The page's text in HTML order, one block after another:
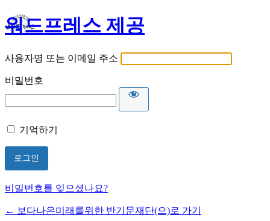
워드프레스 제공
사용자명 또는 이메일 주소
비밀번호
기억하기
비밀번호를 잊으셨나요?
← 보다나은미래를위한 반기문재단(으)로 가기